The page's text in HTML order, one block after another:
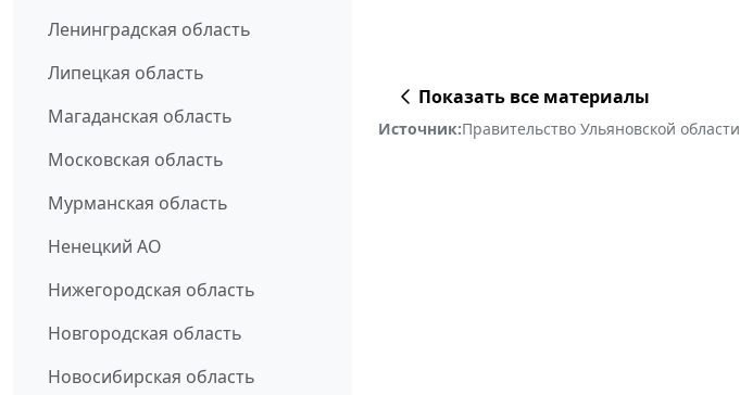
Ленинградская область
Липецкая область
Магаданская область
Московская область
Мурманская область
Ненецкий АО
Нижегородская область
Новгородская область
Новосибирская область
Показать все материалы
Источник:Правительство Ульяновской области